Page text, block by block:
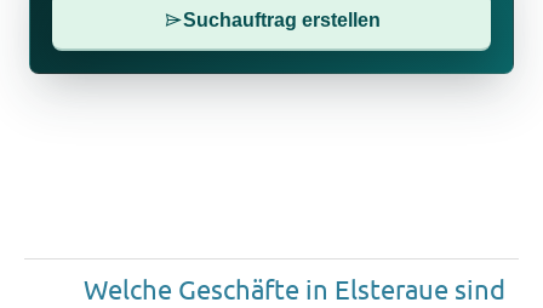
Suchauftrag erstellen
Welche Geschäfte in Elsteraue sind